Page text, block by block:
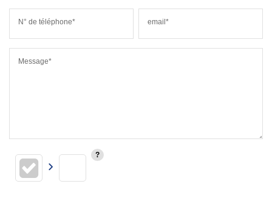
N° de téléphone* email*
Message*